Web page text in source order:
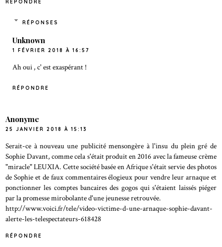
RÉPONDRE
RÉPONSES
Unknown
1 FÉVRIER 2018 À 16:57
Ah oui , c' est exaspérant !
RÉPONDRE
Anonyme
25 JANVIER 2018 À 15:13
Serait-ce à nouveau une publicité mensongère à l'insu du plein gré de
Sophie Davant, comme cela s'était produit en 2016 avec la fameuse crème
"miracle" LEUXIA. Cette société basée en Afrique s'était servie des photos
de Sophie et de faux commentaires élogieux pour vendre leur arnaque et
ponctionner les comptes bancaires des gogos qui s'étaient laissés piéger
par la promesse mirobolante d'une jeunesse retrouvée.
http://www.voici.fr/tele/video-victime-d-une-arnaque-sophie-davant-
alerte-les-telespectateurs-618428
RÉPONDRE